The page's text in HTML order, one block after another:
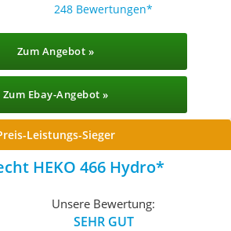
248 Bewertungen
Zum Angebot »
Zum Ebay-Angebot »
Leistungs-Sieger
‎HEKO 466 Hydro
Unsere Bewertung:
SEHR GUT